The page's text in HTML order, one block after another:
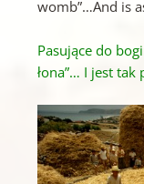
womb”…And is
Pasujące do
łona”… I jest